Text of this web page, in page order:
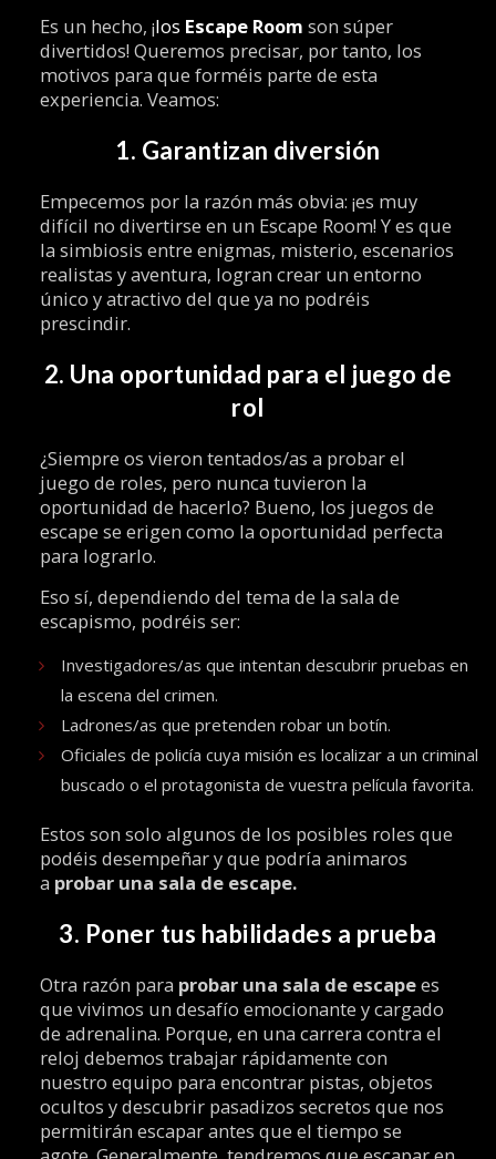
Es un hecho, ¡los Escape Room son súper
divertidos! Queremos precisar, por tanto, los
motivos para que forméis parte de esta
experiencia. Veamos:
1. Garantizan diversión
Empecemos por la razón más obvia: ¡es muy
difícil no divertirse en un Escape Room! Y es que
la simbiosis entre enigmas, misterio, escenarios
realistas y aventura, logran crear un entorno
único y atractivo del que ya no podréis
prescindir.
2. Una oportunidad para el juego de
rol
¿Siempre os vieron tentados/as a probar el
juego de roles, pero nunca tuvieron la
oportunidad de hacerlo? Bueno, los juegos de
escape se erigen como la oportunidad perfecta
para lograrlo.
Eso sí, dependiendo del tema de la sala de
escapismo, podréis ser:
Investigadores/as que intentan descubrir pruebas en
la escena del crimen.
Ladrones/as que pretenden robar un botín.
Oficiales de policía cuya misión es localizar a un criminal
buscado o el protagonista de vuestra película favorita.
Estos son solo algunos de los posibles roles que
podéis desempeñar y que podría animaros
a probar una sala de escape.
3. Poner tus habilidades a prueba
Otra razón para probar una sala de escapees
que vivimos un desafío emocionante y cargado
de adrenalina. Porque, en una carrera contra el
reloj debemos trabajar rápidamente con
nuestro equipo para encontrar pistas, objetos
ocultos y descubrir pasadizos secretos que nos
permitirán escapar antes que el tiempo se